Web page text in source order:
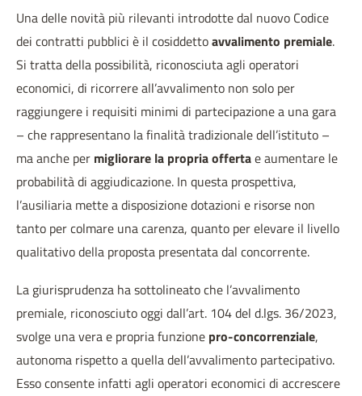
Una delle novità più rilevanti introdotte dal nuovo Codice
dei contratti pubblici è il cosiddettoavvalimento premiale.
Si tratta della possibilità, riconosciuta agli operatori
economici, di ricorrere all’avvalimento non solo per
raggiungere i requisiti minimi di partecipazione a una gara
– che rappresentano la finalità tradizionale dell’istituto –
ma anche per migliorare la propria offertae aumentare le
probabilità di aggiudicazione. In questa prospettiva,
l’ausiliaria mette a disposizione dotazioni e risorse non
tanto per colmare una carenza, quanto per elevare il livello
qualitativo della proposta presentata dal concorrente.
La giurisprudenza ha sottolineato che l’avvalimento
premiale, riconosciuto oggi dall’art. 104 del d.lgs. 36/2023,
svolge una vera e propria funzione pro-concorrenziale,
autonoma rispetto a quella dell’avvalimento partecipativo.
Esso consente infatti agli operatori economici di accrescere